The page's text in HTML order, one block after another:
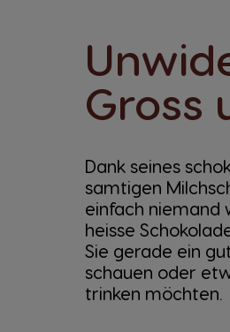
Gross
Dank seines
samtigen
einfach niemand
heisse
Sie gerade ein
schauen oder
trinken möchten.